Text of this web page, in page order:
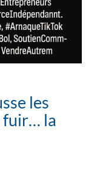
les
fuir… la